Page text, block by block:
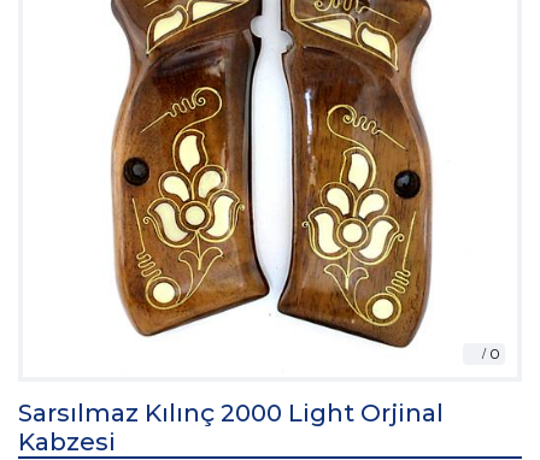
Sarsılmaz Kılınç 2000 Light Orjinal
Kabzesi